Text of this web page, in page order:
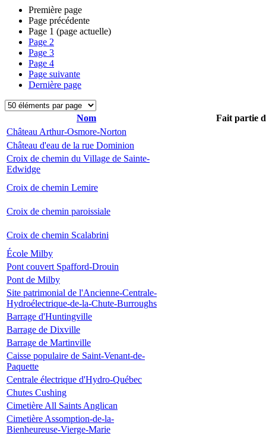
Première page
Page précédente
Page 1 (page actuelle)
Page 2
Page 3
Page 4
Page suivante
Dernière page
Nom
Fait partie
Château Arthur-Osmore-Norton
Château d'eau de la rue Dominion
Croix de chemin du Village de Sainte-
Edwidge
Croix de chemin Lemire
Croix de chemin paroissiale
Croix de chemin Scalabrini
École Milby
Pont couvert Spafford-Drouin
Pont de Milby
Site patrimonial de l'Ancienne-Centrale-
Hydroélectrique-de-la-Chute-Burroughs
Barrage d'Huntingville
Barrage de Dixville
Barrage de Martinville
Caisse populaire de Saint-Venant-de-
Paquette
Centrale électrique d'Hydro-Québec
Chutes Cushing
Cimetière All Saints Anglican
Cimetière Assomption-de-la-
Bienheureuse-Vierge-Marie